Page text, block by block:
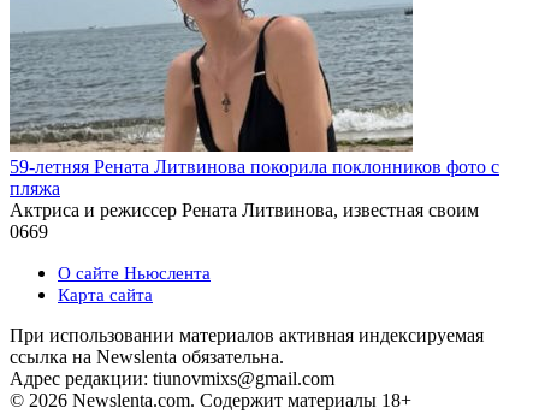
59-летняя Рената Литвинова покорила поклонников фото с
пляжа
Актриса и режиссер Рената Литвинова, известная своим
0669
О сайте Ньюслента
Карта сайта
При использовании материалов активная индексируемая
ссылка на Newslenta обязательна.
Адрес редакции: tiunovmixs@gmail.com
© 2026 Newslenta.com. Содержит материалы 18+